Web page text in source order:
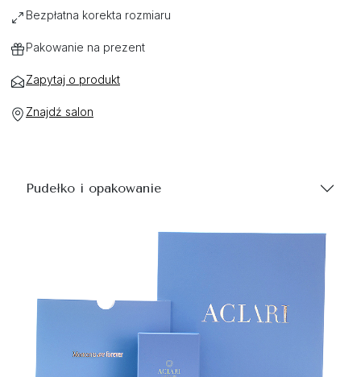
Bezpłatna korekta rozmiaru
Pakowanie na prezent
Zapytaj o produkt
Znajdź salon
Pudełko i opakowanie